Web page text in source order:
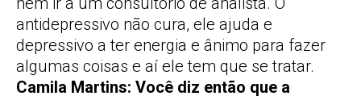
antidepressivo não cura, ele ajuda e
depressivo a ter energia e ânimo para fazer
algumas coisas e aí ele tem que se tratar.
Camila Martins: Você diz então que a